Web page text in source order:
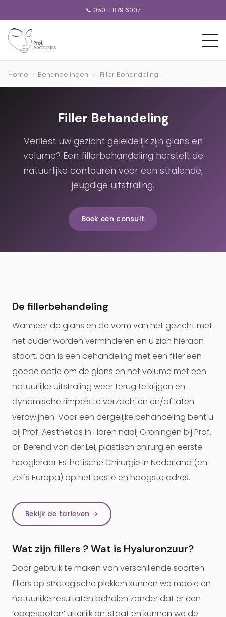
📞 050 – 879 6007
Home › Behandelingen › Filler Behandeling
Filler Behandeling
Verliest uw gezicht geleidelijk zijn glans en
volume? Een fillerbehandeling herstelt de
natuurlijke contouren voor een stralende,
jeugdige uitstraling.
Boek een consult
De fillerbehandeling
Wanneer de glans en de vorm van het gezicht met
het ouder worden verminderen en u zich hieraan
stoort, dan is een behandeling met een filler een
goede optie om de glans en het volume met een
natuurlijke uitstraling weer terug te krijgen en
dynamische rimpels te verzachten en/of laten
verdwijnen. Voor een dergelijke behandeling bent u
bij Prof. Aesthetics in Haren nabij Groningen bij Prof.
dr. Berend van der Lei, plastisch chirurg en eerste
hoogleraar Esthetische Chirurgie in Nederland (en
zelfs Europa) op het beste en hoogste adres.
Bekijk de tarieven →
Wat zijn fillers ? Wat is Hyaluronzuur?
Door gebruik te maken van verschillende soorten
fillers op strategische plekken kunnen we mooie en
natuurlijke resultaten behalen zonder dat er een
‘opgespoten’ uiterlijk ontstaat en kunnen we de